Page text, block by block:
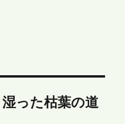
った枯葉の道